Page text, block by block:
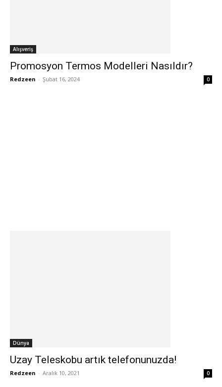
Alışveriş
Promosyon Termos Modelleri Nasıldır?
Redzeen - Şubat 16, 2024 0
Dünya
Uzay Teleskobu artık telefonunuzda!
Redzeen - Aralık 10, 2021 0